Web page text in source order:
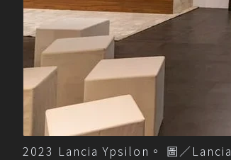
2023 Lancia Ypsilon。 圖／Lancia